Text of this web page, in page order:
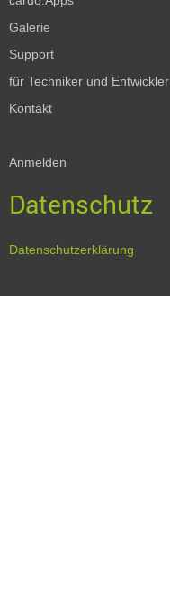
Galerie
Support
für Techniker und Entwickler
Kontakt
Anmelden
Datenschutz
Datenschutzerklärung